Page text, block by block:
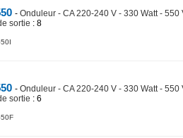
- Onduleur - CA 220-240 V - 330 Watt - 550
sortie : 8
- Onduleur - CA 220-240 V - 330 Watt - 550
sortie : 6